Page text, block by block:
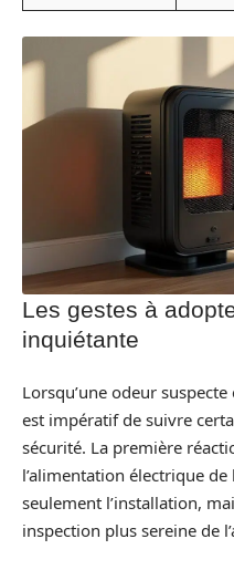
Les gestes à
inquiétante
Lorsqu’une odeur
est impératif de suivre
sécurité. La première
l’alimentation électrique de
seulement l’installation,
inspection plus sereine de